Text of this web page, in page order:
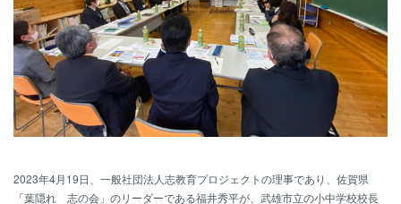
2023年4月19日、一般社団法人志教育プロジェクトの理事であり、佐賀県
「葉隠れ 志の会」のリーダーである福井秀平が、武雄市立の小中学校校長